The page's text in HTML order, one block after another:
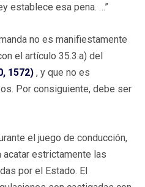
establece esa pena. …”
no es manifiestamente
el artículo 35.3.a) del
1572) , y que no es
Por consiguiente, debe ser
el juego de conducción,
acatar estrictamente las
por el Estado. El